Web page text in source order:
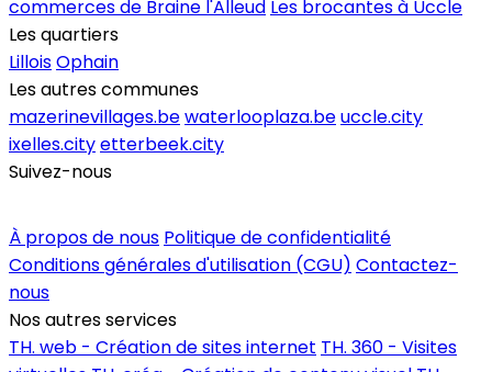
commerces de Braine l'Alleud Les brocantes à Uccle
Les quartiers
LilloisOphain
Les autres communes
mazerinevillages.bewaterlooplaza.beuccle.city
ixelles.cityetterbeek.city
Suivez-nous
À propos de nous Politique de confidentialité
Conditions générales d'utilisation (CGU) Contactez-
nous
Nos autres services
TH. web - Création de sites internet TH. 360 - Visites